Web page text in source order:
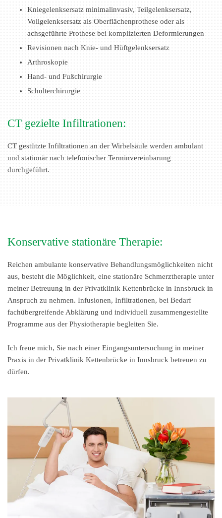
Kniegelenksersatz minimalinvasiv, Teilgelenksersatz,
Vollgelenksersatz als Oberflächenprothese oder als
achsgeführte Prothese bei komplizierten Deformierungen
Revisionen nach Knie- und Hüftgelenksersatz
Arthroskopie
Hand- und Fußchirurgie
Schulterchirurgie
CT gezielte Infiltrationen:
CT gestützte Infiltrationen an der Wirbelsäule werden ambulant
und stationär nach telefonischer Terminvereinbarung
durchgeführt.
Konservative stationäre Therapie:
Reichen ambulante konservative Behandlungsmöglichkeiten nicht
aus, besteht die Möglichkeit, eine stationäre Schmerztherapie unter
meiner Betreuung in der Privatklinik Kettenbrücke in Innsbruck in
Anspruch zu nehmen. Infusionen, Infiltrationen, bei Bedarf
fachübergreifende Abklärung und individuell zusammengestellte
Programme aus der Physiotherapie begleiten Sie.
Ich freue mich, Sie nach einer Eingangsuntersuchung in meiner
Praxis in der Privatklinik Kettenbrücke in Innsbruck betreuen zu
dürfen.